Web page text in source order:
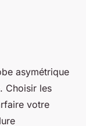
asymétrique
Choisir les
votre